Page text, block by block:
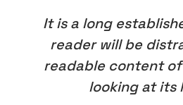
It is a long
reader will be
readable content
looking at its